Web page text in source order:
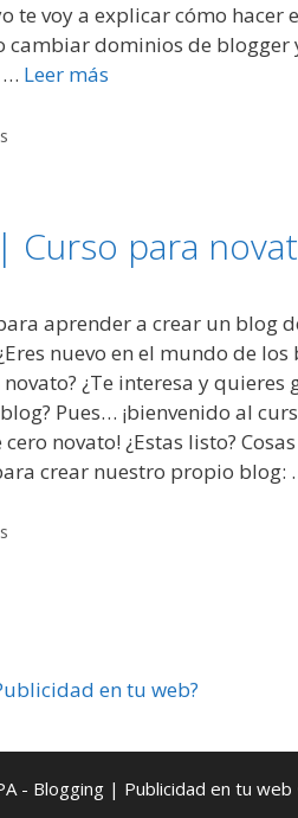
te voy a explicar cómo hacer
cambiar dominios de blogger
… Leer más
Curso para
aprender a crear un blog
nuevo en el mundo de los
¿Te interesa y quieres
Pues… ¡bienvenido al
novato! ¿Estas listo?
crear nuestro propio blog:
en tu web?
- Blogging | Publicidad en tu web